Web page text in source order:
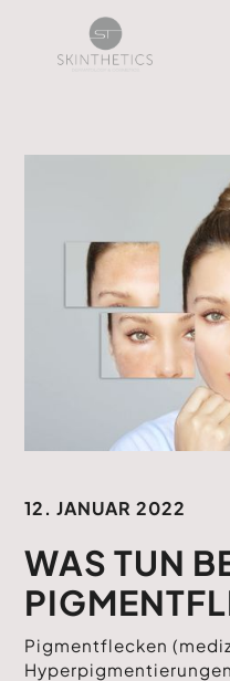
Termin buchen
Anrufen
12. JANUAR 2022
WAS TUN
Pigmentflecken